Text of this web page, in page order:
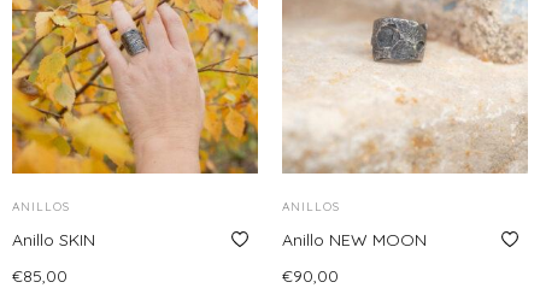
ANILLOS
Anillo SKIN
€85,00
ANILLOS
Anillo NEW MOON
€90,00